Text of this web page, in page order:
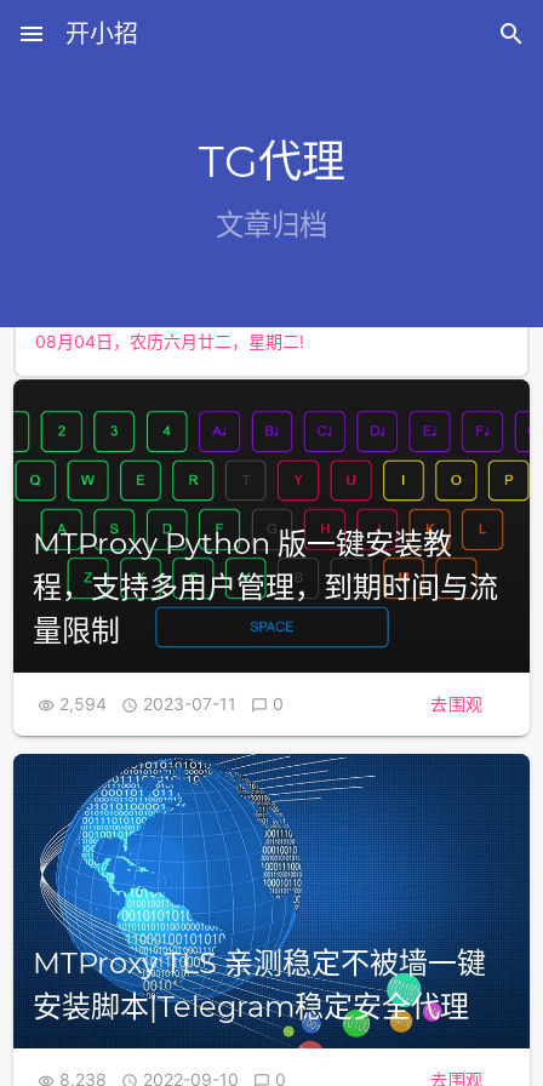
menu 开小招 
TG代理
文章归档
MTProxy Python 版一键安装教
程，支持多用户管理，到期时间与流
量限制
 2,594  2023-07-11  0 去围观
MTProxy TLS 亲测稳定不被墙一键
安装脚本|Telegram稳定安全代理
 8,238  2022-09-10  0 去围观
08月08日，农历六月廿六，星期六!
08月04日，农历六月廿二，星期二!